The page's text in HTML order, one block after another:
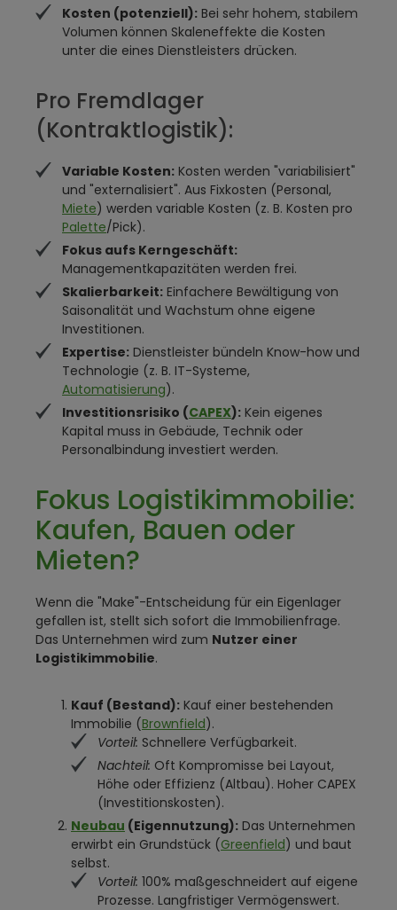
Kosten (potenziell): Bei sehr hohem, stabilem
Volumen können Skaleneffekte die Kosten
unter die eines Dienstleisters drücken.
Pro Fremdlager
(Kontraktlogistik):
Variable Kosten: Kosten werden "variabilisiert"
und "externalisiert". Aus Fixkosten (Personal,
Miete) werden variable Kosten (z. B. Kosten pro
Palette/Pick).
Fokus aufs Kerngeschäft:
Managementkapazitäten werden frei.
Skalierbarkeit: Einfachere Bewältigung von
Saisonalität und Wachstum ohne eigene
Investitionen.
Expertise: Dienstleister bündeln Know-how und
Technologie (z. B. IT-Systeme,
Automatisierung).
Investitionsrisiko (CAPEX): Kein eigenes
Kapital muss in Gebäude, Technik oder
Personalbindung investiert werden.
Fokus Logistikimmobilie:
Kaufen, Bauen oder
Mieten?
Wenn die "Make"-Entscheidung für ein Eigenlager
gefallen ist, stellt sich sofort die Immobilienfrage.
Das Unternehmen wird zum Nutzer einer
Logistikimmobilie.
Kauf (Bestand): Kauf einer bestehenden
Immobilie (Brownfield).
Vorteil: Schnellere Verfügbarkeit.
Nachteil: Oft Kompromisse bei Layout,
Höhe oder Effizienz (Altbau). Hoher CAPEX
(Investitionskosten).
Neubau (Eigennutzung): Das Unternehmen
erwirbt ein Grundstück (Greenfield) und baut
selbst.
Vorteil: 100% maßgeschneidert auf eigene
Prozesse. Langfristiger Vermögenswert.